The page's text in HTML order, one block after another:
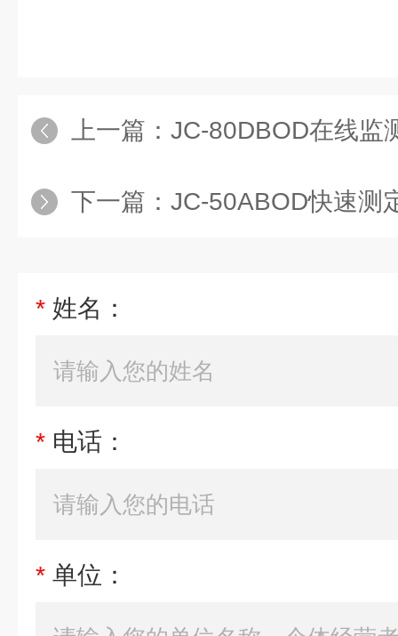
上一篇： JC-80DBOD在线监
下一篇： JC-50ABOD快速测
* 姓名：
* 电话：
* 单位：